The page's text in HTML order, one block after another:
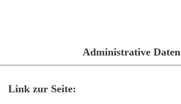
Administrative Daten
Link zur Seite: